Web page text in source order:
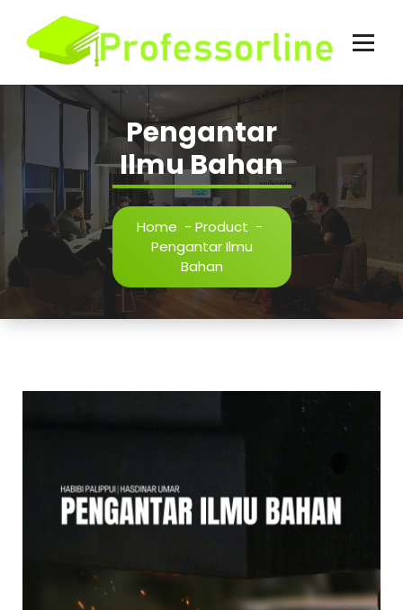
content
Pengantar
Ilmu Bahan
Home - Product -
Pengantar Ilmu
Bahan